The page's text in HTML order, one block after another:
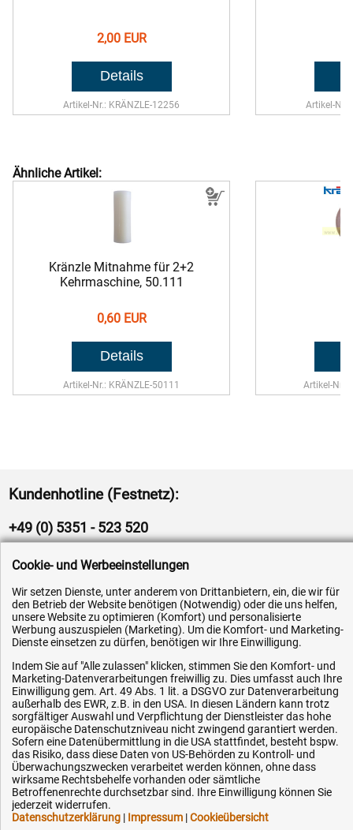
2,00 EUR
Artikel-Nr.: KRÄNZLE-12256 Artikel-Nr.:
Ähnliche Artikel:
Kränzle Mitnahme für 2+2
Kehrmaschine, 50.111
0,60 EUR
Artikel-Nr.: KRÄNZLE-50111 Artikel-Nr.:
Kundenhotline (Festnetz):
+49 (0) 5351 - 523 520
Fax (kostenlos):
+49 (0) 800 - 498 326 4
E-Mail:
info@hytec-hydraulik.de
Hilfe & Service
Versandkosten
Zahlungsarten
Cookie- und Werbeeinstellungen
Wir setzen Dienste, unter anderem von Drittanbietern, ein, die wir für
den Betrieb der Website benötigen (Notwendig) oder die uns helfen,
unsere Website zu optimieren (Komfort) und personalisierte
Werbung auszuspielen (Marketing). Um die Komfort- und Marketing-
Dienste einsetzen zu dürfen, benötigen wir Ihre Einwilligung.
Indem Sie auf "Alle zulassen" klicken, stimmen Sie den Komfort- und
Marketing-Datenverarbeitungen freiwillig zu. Dies umfasst auch Ihre
Einwilligung gem. Art. 49 Abs. 1 lit. a DSGVO zur Datenverarbeitung
außerhalb des EWR, z.B. in den USA. In diesen Ländern kann trotz
sorgfältiger Auswahl und Verpflichtung der Dienstleister das hohe
europäische Datenschutzniveau nicht zwingend garantiert werden.
Sofern eine Datenübermittlung in die USA stattfindet, besteht bspw.
das Risiko, dass diese Daten von US-Behörden zu Kontroll- und
Überwachungszwecken verarbeitet werden können, ohne dass
wirksame Rechtsbehelfe vorhanden oder sämtliche
Betroffenenrechte durchsetzbar sind. Ihre Einwilligung können Sie
jederzeit widerrufen.
Datenschutzerklärung | Impressum |Cookieübersicht